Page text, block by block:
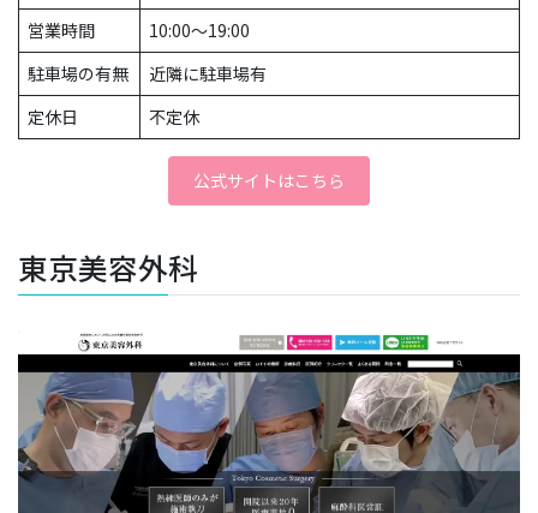
営業時間
10:00～19:00
駐車場の有無
近隣に駐車場有
定休日
不定休
公式サイトはこちら
東京美容外科